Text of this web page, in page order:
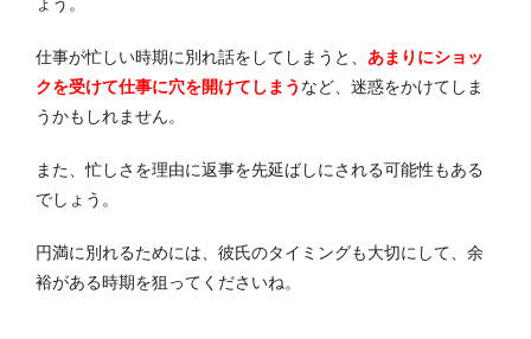
ょう。
仕事が忙しい時期に別れ話をしてしまうと、 あまりにショッ
クを受けて仕事に穴を開けてしまう など、迷惑をかけてしま
うかもしれません。
また、忙しさを理由に返事を先延ばしにされる可能性もある
でしょう。
円満に別れるためには、彼氏のタイミングも大切にして、余
裕がある時期を狙ってくださいね。